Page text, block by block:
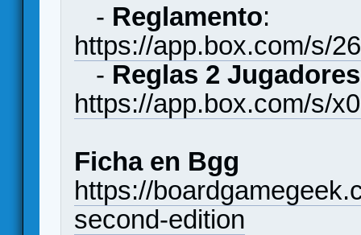
- Reglamento:
https://app.box.com/s/
- Reglas 2 Jugadores
https://app.box.com/s/
Ficha en Bgg
https://
second-edition